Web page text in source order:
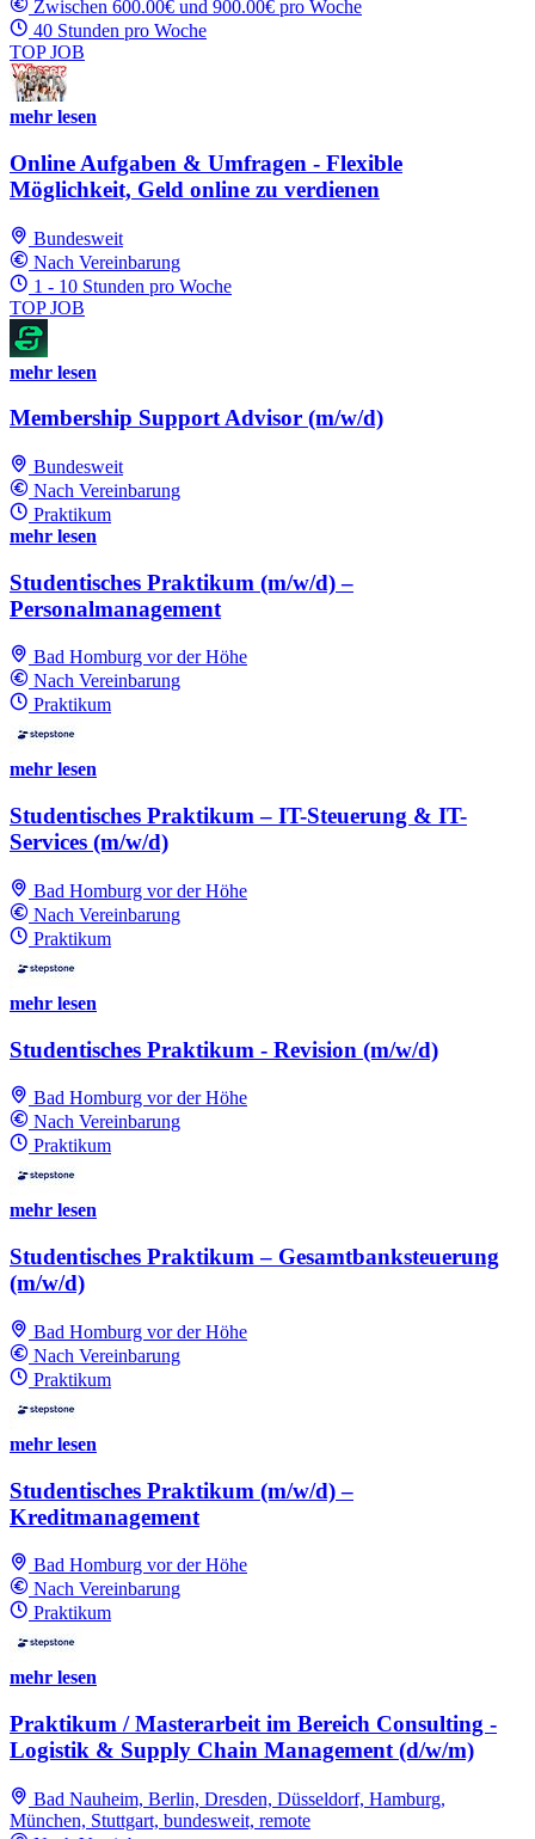
Zwischen 600.00€ und 900.00€ pro Woche
40 Stunden pro Woche
TOP JOB
mehr lesen
Online Aufgaben & Umfragen - Flexible
Möglichkeit, Geld online zu verdienen
Bundesweit
Nach Vereinbarung
1 - 10 Stunden pro Woche
TOP JOB
mehr lesen
Membership Support Advisor (m/w/d)
Bundesweit
Nach Vereinbarung
Praktikum
mehr lesen
Studentisches Praktikum (m/w/d) –
Personalmanagement
Bad Homburg vor der Höhe
Nach Vereinbarung
Praktikum
mehr lesen
Studentisches Praktikum – IT-Steuerung & IT-
Services (m/w/d)
Bad Homburg vor der Höhe
Nach Vereinbarung
Praktikum
mehr lesen
Studentisches Praktikum - Revision (m/w/d)
Bad Homburg vor der Höhe
Nach Vereinbarung
Praktikum
mehr lesen
Studentisches Praktikum – Gesamtbanksteuerung
(m/w/d)
Bad Homburg vor der Höhe
Nach Vereinbarung
Praktikum
mehr lesen
Studentisches Praktikum (m/w/d) –
Kreditmanagement
Bad Homburg vor der Höhe
Nach Vereinbarung
Praktikum
mehr lesen
Praktikum / Masterarbeit im Bereich Consulting -
Logistik & Supply Chain Management (d/w/m)
Bad Nauheim, Berlin, Dresden, Düsseldorf, Hamburg,
München, Stuttgart, bundesweit, remote